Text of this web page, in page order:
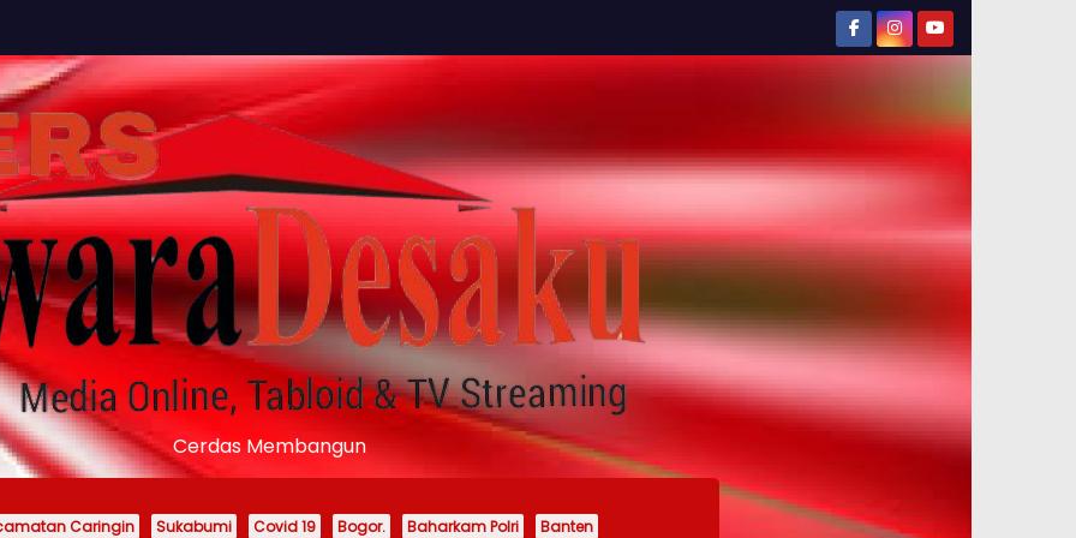
Cerdas Membangun
Caringin Sukabumi Covid 19 Bogor. Baharkam Polri Banten